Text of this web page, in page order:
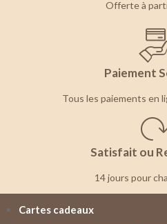
Offerte à
Paiement
Tous les paiements en
Satisfait ou
14 jours pour
Cartes cadeaux